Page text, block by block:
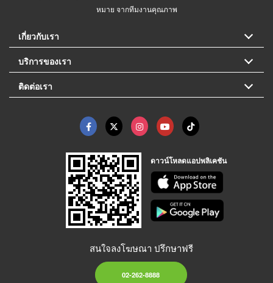
หมาย จากทีมงานคุณภาพ
เกี่ยวกับเรา
บริการของเรา
ติดต่อเรา
ดาวน์โหลดแอปพลิเคชัน
สนใจลงโฆษณา ปรึกษาฟรี
02-262-8888